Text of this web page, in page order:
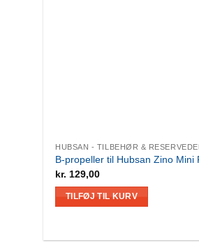
HUBSAN - TILBEHØR &
B-propeller til Hubsan Zino Mini
kr. 129,00
TILFØJ TIL KURV